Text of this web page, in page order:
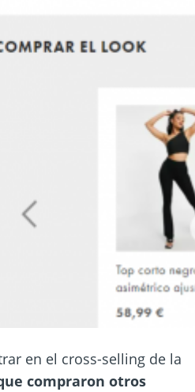
en el cross-selling de la
compraron otros